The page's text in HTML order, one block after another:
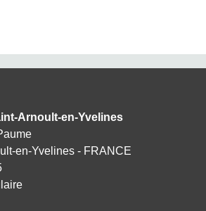
Arnoult-en-Yvelines
en-Yvelines - FRANCE